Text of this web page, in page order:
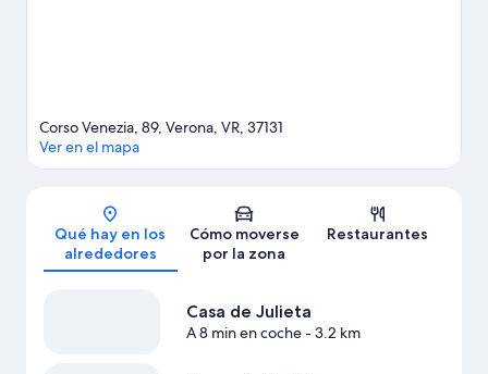
Mapa
Corso Venezia, 89, Verona, VR, 37131
Ver en el mapa
Qué hay en los
alrededores
Cómo moverse
por la zona
Restaurantes
Casa de Julieta
A 8 min en coche- 3.2 km